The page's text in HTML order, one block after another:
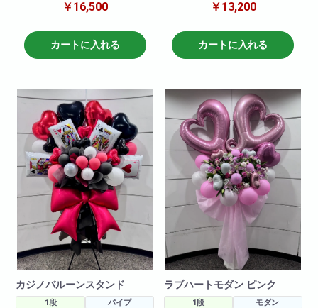
せていただきます!
仕入れ状況により花材は変動い
たしますので
何卒ご了承ください。
￥16,500
カートに入れる
豪華に作らせていただきます!使
すがbiotopスタッフがおまかせで
おつくりさせて頂きます!
※サイズ190センチ×幅70センチ御
合わせ下さい!
￥13,200
カートに入れる
カジノバルーンスタンド
1段
パイプ
ラブハートモダン ピンク
1段
モダン